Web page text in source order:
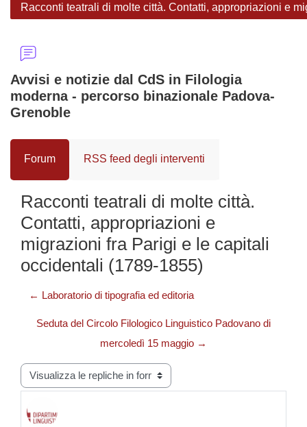
Racconti teatrali di molte città. Contatti, appropriazioni e
Avvisi e notizie dal CdS in Filologia
moderna - percorso binazionale Padova-
Grenoble
Forum RSS feed degli interventi
Racconti teatrali di molte città.
Contatti, appropriazioni e
migrazioni fra Parigi e le capitali
occidentali (1789-1855)
← Laboratorio di tipografia ed editoria
Seduta del Circolo Filologico Linguistico Padovano di
mercoledì 15 maggio →
Modalità visualizzazione